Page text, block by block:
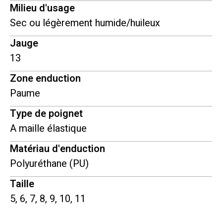
Milieu d'usage
Sec ou légèrement humide/huileux
Jauge
13
Zone enduction
Paume
Type de poignet
A maille élastique
Matériau d'enduction
Polyuréthane (PU)
Taille
5, 6, 7, 8, 9, 10, 11